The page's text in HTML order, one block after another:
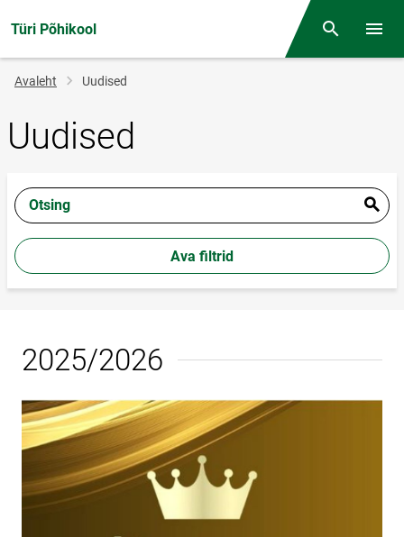
Türi Põhikool Otsing
Jälglink
Avaleht Uudised
Uudised
Otsing
Ava filtrid
2025/2026